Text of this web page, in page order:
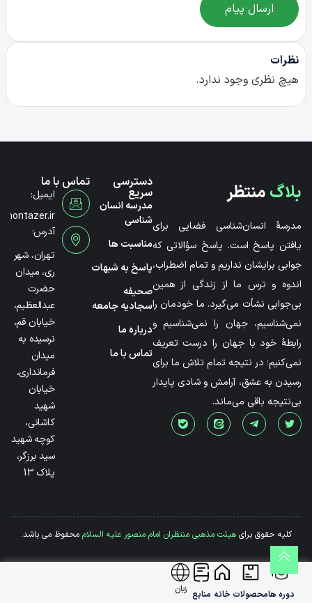
ارسال پیام
نظرات
هیچ نظری وجود ندارد.
بلاگمنتظر
مدرسۀ انسان‌شناسی فضایی برای
یافتن پاسخ است. پاسخ سؤالاتی که
جوابی برایشان نداریم و تمام اضطراب،
اندوه و ترس ما از زندگی از همین
بی‌جوابی نشأت می‌گیرد. ما خودمان را
نمی‌شناسیم، جهان را نمی‌شناسیم و
رابطۀ خود با جهان را درست تعریف
نمی‌کنیم؛ در نتیجه تمام تلاش ما برای
رسیدن به عشق، آرامش و شادی پایدار
بی‌نتیجه باقی می‌ماند.
دسترسی
سریع
مدرسه انسان
شناسی
مناسبت ها
پاسخ به شبهات
صحیفه
سجادیه جامعه
درباره ما
تماس با ما
تماس با ما
ایمیل:
آدرس:
تهران، شهر
ری، میدان
حضرت
عبدالعظیم،
خیابان قم،
نرسیده به
میدان
فرمانداری،
خیابان
شهید
کاشانی،
کوچه شهید
سید برزگر،
پلاک 13
کلیه حقوق برایهیئت مذهبی منتظران امام منصور علیه السلاممحفوظ می باشد.
دوره هامحصولات خانه منابع زبان